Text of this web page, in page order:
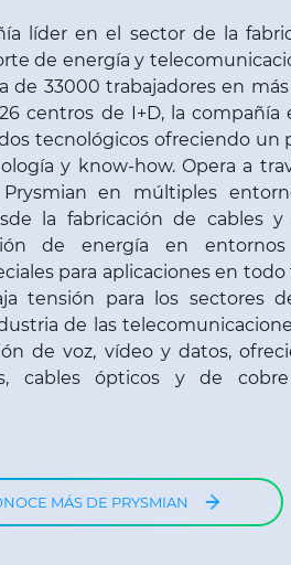
líder en el sector de la
de energía y
de 33000 trabajadores en más
centros de I+D, la compañía
tecnológicos ofreciendo un
y know-how. Opera a
en múltiples
la fabricación de cables y
de energía en entornos
para aplicaciones en
tensión para los sectores
de las
de voz, vídeo y datos,
cables ópticos y de
MÁS DE PRYSMIAN